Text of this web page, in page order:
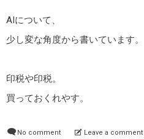
AIについて、
少し変な角度から書いています。
印税や印税。
買っておくれやす。
No comment Leave a comment